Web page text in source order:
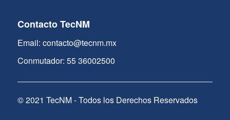
Contacto TecNM
Email: contacto@tecnm.mx
Conmutador: 55 36002500
© 2021 TecNM - Todos los Derechos Reservados